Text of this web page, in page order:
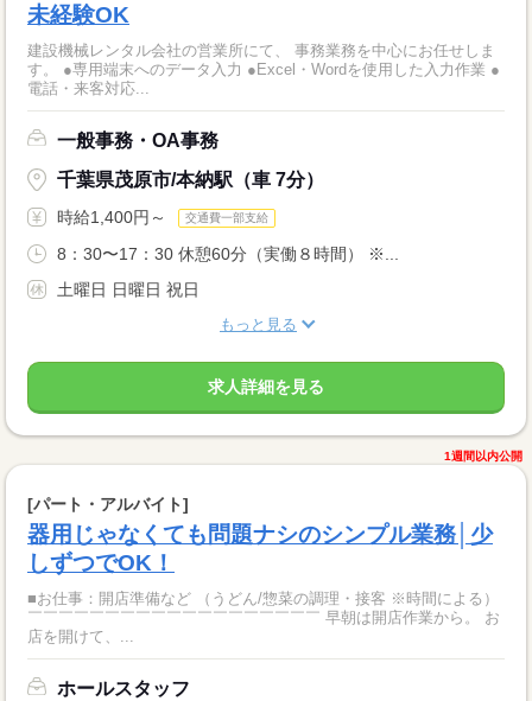
未経験OK
建設機械レンタル会社の営業所にて、 事務業務を中心にお任せしま
す。 ●専用端末へのデータ入力 ●Excel・Wordを使用した入力作業 ●
電話・来客対応...
一般事務・OA事務
千葉県茂原市/本納駅（車 7分）
時給1,400円～ 交通費一部支給
8：30〜17：30 休憩60分（実働８時間） ※...
土曜日 日曜日 祝日
もっと見る
求人詳細を見る
1週間以内公開
[パート・アルバイト]
器用じゃなくても問題ナシのシンプル業務│少
しずつでOK！
■お仕事：開店準備など （うどん/惣菜の調理・接客 ※時間による）
￣￣￣￣￣￣￣￣￣￣￣￣￣￣￣￣￣￣￣ 早朝は開店作業から。 お
店を開けて、...
ホールスタッフ